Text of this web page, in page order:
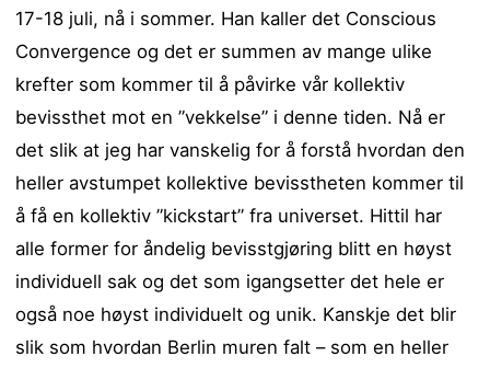
17-18 juli, nå i sommer. Han kaller det Conscious
Convergence og det er summen av mange ulike
krefter som kommer til å påvirke vår kollektiv
bevissthet mot en ”vekkelse” i denne tiden. Nå er
det slik at jeg har vanskelig for å forstå hvordan den
heller avstumpet kollektive bevisstheten kommer til
å få en kollektiv ”kickstart” fra universet. Hittil har
alle former for åndelig bevisstgjøring blitt en høyst
individuell sak og det som igangsetter det hele er
også noe høyst individuelt og unik. Kanskje det blir
slik som hvordan Berlin muren falt – som en heller